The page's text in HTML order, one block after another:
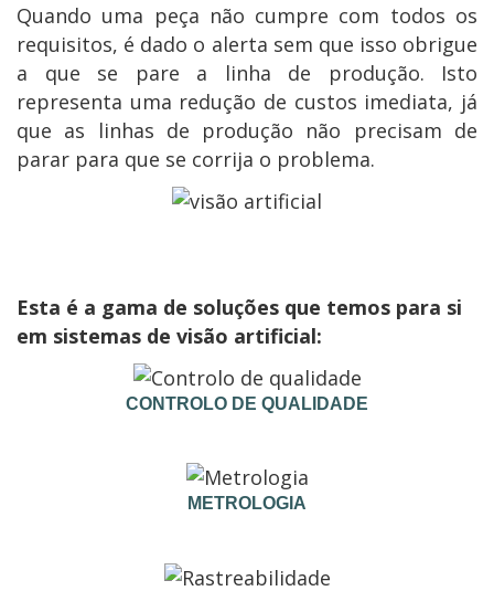
Quando uma peça não cumpre com todos os
requisitos, é dado o alerta sem que isso obrigue
a que se pare a linha de produção. Isto
representa uma redução de custos imediata, já
que as linhas de produção não precisam de
parar para que se corrija o problema.
Esta é a gama de soluções que temos para si
em sistemas de visão artificial:
CONTROLO DE QUALIDADE
METROLOGIA